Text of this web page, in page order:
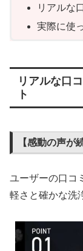
リアルな
実際に使
リアルな口
ト
【感動の声が
ユーザーの口コ
軽さと確かな洗